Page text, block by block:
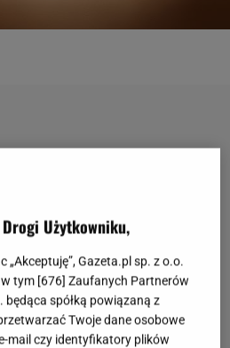
Użytkowniku,
„Akceptuję”, Gazeta.pl sp. z o.o.
tym [676] Zaufanych Partnerów
będąca spółką powiązaną z
Twoje dane osobowe
mail czy identyfikatory plików